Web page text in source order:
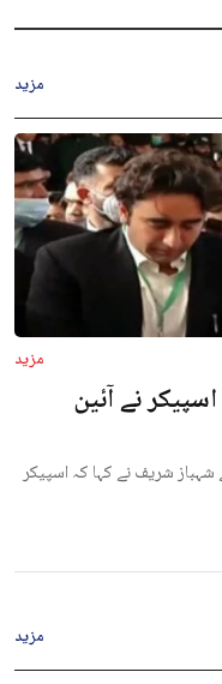
مزید
مزید
نے آئین
شریف نے کہا کہ اسپیکر
مزید